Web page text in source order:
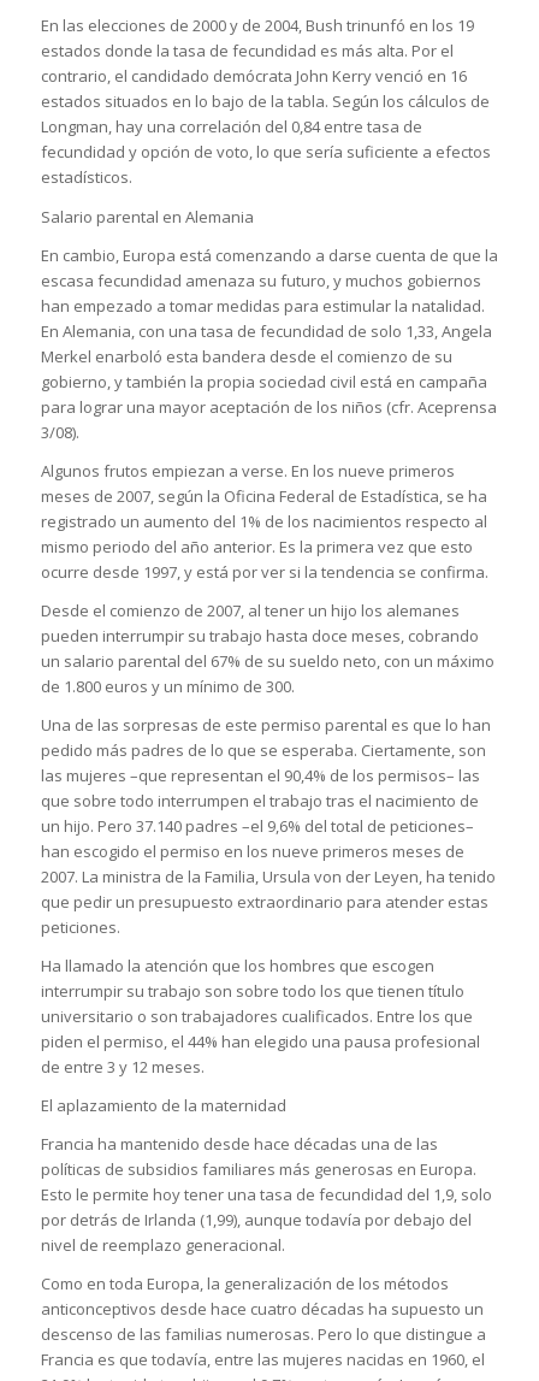
En las elecciones de 2000 y de 2004, Bush trinunfó en los 19
estados donde la tasa de fecundidad es más alta. Por el
contrario, el candidado demócrata John Kerry venció en 16
estados situados en lo bajo de la tabla. Según los cálculos de
Longman, hay una correlación del 0,84 entre tasa de
fecundidad y opción de voto, lo que sería suficiente a efectos
estadísticos.
Salario parental en Alemania
En cambio, Europa está comenzando a darse cuenta de que la
escasa fecundidad amenaza su futuro, y muchos gobiernos
han empezado a tomar medidas para estimular la natalidad.
En Alemania, con una tasa de fecundidad de solo 1,33, Angela
Merkel enarboló esta bandera desde el comienzo de su
gobierno, y también la propia sociedad civil está en campaña
para lograr una mayor aceptación de los niños (cfr. Aceprensa
3/08).
Algunos frutos empiezan a verse. En los nueve primeros
meses de 2007, según la Oficina Federal de Estadística, se ha
registrado un aumento del 1% de los nacimientos respecto al
mismo periodo del año anterior. Es la primera vez que esto
ocurre desde 1997, y está por ver si la tendencia se confirma.
Desde el comienzo de 2007, al tener un hijo los alemanes
pueden interrumpir su trabajo hasta doce meses, cobrando
un salario parental del 67% de su sueldo neto, con un máximo
de 1.800 euros y un mínimo de 300.
Una de las sorpresas de este permiso parental es que lo han
pedido más padres de lo que se esperaba. Ciertamente, son
las mujeres –que representan el 90,4% de los permisos– las
que sobre todo interrumpen el trabajo tras el nacimiento de
un hijo. Pero 37.140 padres –el 9,6% del total de peticiones–
han escogido el permiso en los nueve primeros meses de
2007. La ministra de la Familia, Ursula von der Leyen, ha tenido
que pedir un presupuesto extraordinario para atender estas
peticiones.
Ha llamado la atención que los hombres que escogen
interrumpir su trabajo son sobre todo los que tienen título
universitario o son trabajadores cualificados. Entre los que
piden el permiso, el 44% han elegido una pausa profesional
de entre 3 y 12 meses.
El aplazamiento de la maternidad
Francia ha mantenido desde hace décadas una de las
políticas de subsidios familiares más generosas en Europa.
Esto le permite hoy tener una tasa de fecundidad del 1,9, solo
por detrás de Irlanda (1,99), aunque todavía por debajo del
nivel de reemplazo generacional.
Como en toda Europa, la generalización de los métodos
anticonceptivos desde hace cuatro décadas ha supuesto un
descenso de las familias numerosas. Pero lo que distingue a
Francia es que todavía, entre las mujeres nacidas en 1960, el